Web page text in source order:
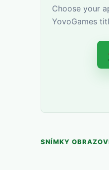
Choose your
YovoGames
SNÍMKY